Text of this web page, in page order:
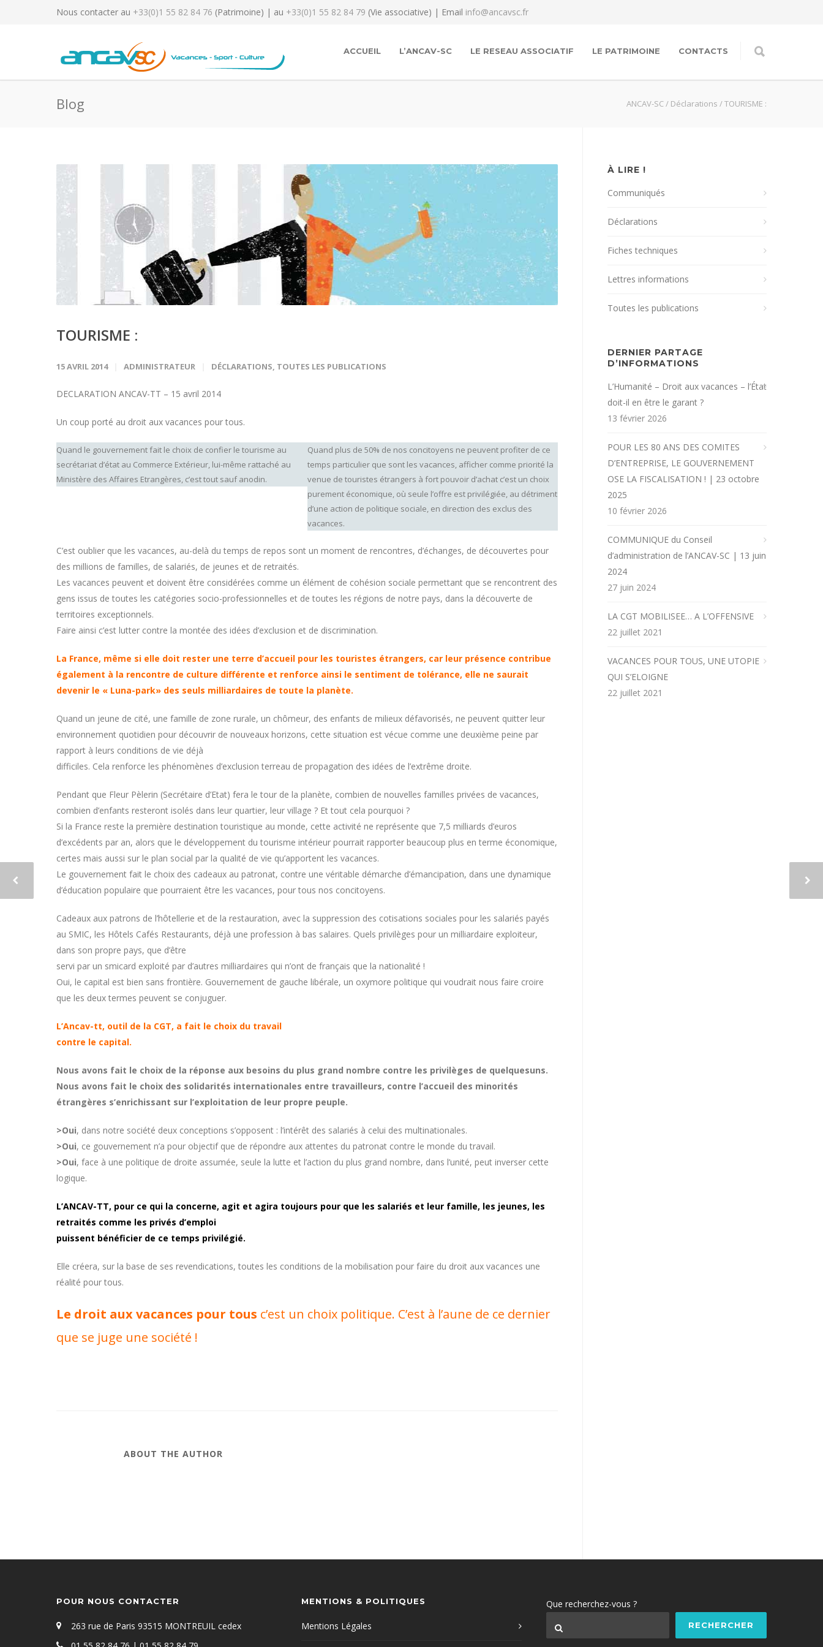
Nous contacter au +33(0)1 55 82 84 76 (Patrimoine) | au +33(0)1 55 82 84 79 (Vie associative) | Email info@ancavsc.fr
ACCUEIL L’ANCAV-SC LE RESEAU ASSOCIATIF LE PATRIMOINE CONTACTS
Blog ANCAV-SC/ Déclarations /TOURISME :
TOURISME :
15 AVRIL 2014 ADMINISTRATEUR DÉCLARATIONS, TOUTES LES PUBLICATIONS
DECLARATION ANCAV-TT – 15 avril 2014
Un coup porté au droit aux vacances pour tous.
Quand le gouvernement fait le choix de confier le tourisme au
secrétariat d’état au Commerce Extérieur, lui-même rattaché au
Ministère des Affaires Etrangères, c’est tout sauf anodin.
Quand plus de 50% de nos concitoyens ne peuvent profiter de ce
temps particulier que sont les vacances, afficher comme priorité la
venue de touristes étrangers à fort pouvoir d’achat c’est un choix
purement économique, où seule l’offre est privilégiée, au détriment
d’une action de politique sociale, en direction des exclus des
vacances.
C’est oublier que les vacances, au-delà du temps de repos sont un moment de rencontres, d’échanges, de découvertes pour
des millions de familles, de salariés, de jeunes et de retraités.
Les vacances peuvent et doivent être considérées comme un élément de cohésion sociale permettant que se rencontrent des
gens issus de toutes les catégories socio-professionnelles et de toutes les régions de notre pays, dans la découverte de
territoires exceptionnels.
Faire ainsi c’est lutter contre la montée des idées d’exclusion et de discrimination.
La France, même si elle doit rester une terre d’accueil pour les touristes étrangers, car leur présence contribue
également à la rencontre de culture différente et renforce ainsi le sentiment de tolérance, elle ne saurait
devenir le « Luna-park» des seuls milliardaires de toute la planète.
Quand un jeune de cité, une famille de zone rurale, un chômeur, des enfants de milieux défavorisés, ne peuvent quitter leur
environnement quotidien pour découvrir de nouveaux horizons, cette situation est vécue comme une deuxième peine par
rapport à leurs conditions de vie déjà
difficiles. Cela renforce les phénomènes d’exclusion terreau de propagation des idées de l’extrême droite.
Pendant que Fleur Pèlerin (Secrétaire d’Etat) fera le tour de la planète, combien de nouvelles familles privées de vacances,
combien d’enfants resteront isolés dans leur quartier, leur village ? Et tout cela pourquoi ?
Si la France reste la première destination touristique au monde, cette activité ne représente que 7,5 milliards d’euros
d’excédents par an, alors que le développement du tourisme intérieur pourrait rapporter beaucoup plus en terme économique,
certes mais aussi sur le plan social par la qualité de vie qu’apportent les vacances.
Le gouvernement fait le choix des cadeaux au patronat, contre une véritable démarche d’émancipation, dans une dynamique
d’éducation populaire que pourraient être les vacances, pour tous nos concitoyens.
Cadeaux aux patrons de l’hôtellerie et de la restauration, avec la suppression des cotisations sociales pour les salariés payés
au SMIC, les Hôtels Cafés Restaurants, déjà une profession à bas salaires. Quels privilèges pour un milliardaire exploiteur,
dans son propre pays, que d’être
servi par un smicard exploité par d’autres milliardaires qui n’ont de français que la nationalité !
Oui, le capital est bien sans frontière. Gouvernement de gauche libérale, un oxymore politique qui voudrait nous faire croire
que les deux termes peuvent se conjuguer.
L’Ancav-tt, outil de la CGT, a fait le choix du travail
contre le capital.
Nous avons fait le choix de la réponse aux besoins du plus grand nombre contre les privilèges de quelquesuns.
Nous avons fait le choix des solidarités internationales entre travailleurs, contre l’accueil des minorités
étrangères s’enrichissant sur l’exploitation de leur propre peuple.
>Oui, dans notre société deux conceptions s’opposent : l’intérêt des salariés à celui des multinationales.
>Oui, ce gouvernement n’a pour objectif que de répondre aux attentes du patronat contre le monde du travail.
>Oui, face à une politique de droite assumée, seule la lutte et l’action du plus grand nombre, dans l’unité, peut inverser cette
logique.
L’ANCAV-TT, pour ce qui la concerne, agit et agira toujours pour que les salariés et leur famille, les jeunes, les
retraités comme les privés d’emploi
puissent bénéficier de ce temps privilégié.
Elle créera, sur la base de ses revendications, toutes les conditions de la mobilisation pour faire du droit aux vacances une
réalité pour tous.
Le droit aux vacances pour tous c’est un choix politique. C’est à l’aune de ce dernier
que se juge une société !
ABOUT THE AUTHOR
À LIRE !
Communiqués
Déclarations
Fiches techniques
Lettres informations
Toutes les publications
DERNIER PARTAGE
D’INFORMATIONS
L’Humanité – Droit aux vacances – l’État
doit-il en être le garant ?
13 février 2026
POUR LES 80 ANS DES COMITES
D’ENTREPRISE, LE GOUVERNEMENT
OSE LA FISCALISATION ! | 23 octobre
2025
10 février 2026
COMMUNIQUE du Conseil
d’administration de l’ANCAV-SC | 13 juin
2024
27 juin 2024
LA CGT MOBILISEE… A L’OFFENSIVE
22 juillet 2021
VACANCES POUR TOUS, UNE UTOPIE
QUI S’ELOIGNE
22 juillet 2021
POUR NOUS CONTACTER
263 rue de Paris 93515 MONTREUIL cedex
MENTIONS & POLITIQUES
Mentions Légales
Que recherchez-vous ?
RECHERCHER